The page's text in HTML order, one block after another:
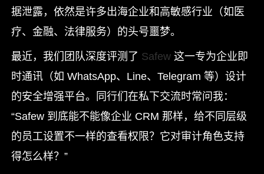
据泄露，依然是许多出海企业和高敏感行业（如医
疗、金融、法律服务）的头号噩梦。
最近，我们团队深度评测了 Safew这一专为企业即
时通讯（如 WhatsApp、Line、Telegram 等）设计
的安全增强平台。同行们在私下交流时常问我：
“Safew 到底能不能像企业 CRM 那样，给不同层级
的员工设置不一样的查看权限？它对审计角色支持
得怎么样？”